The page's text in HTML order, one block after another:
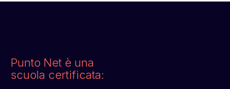
Punto Net è una
scuola certificata: